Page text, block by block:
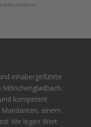
inhabergeführte
kompetent.
einem
Wir legen Wert